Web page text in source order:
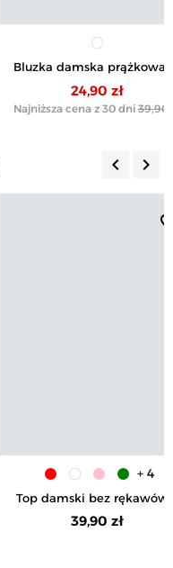
Bluzka damska
na szerokich
ramiączkach z wiskozy
24,90 zł
Najniższa cena z 30 dni 39,90
keyboard_arrow_left keyboard_arrow_right
Top damski bez rękawów
koronkowym39,90 zł
+ 4